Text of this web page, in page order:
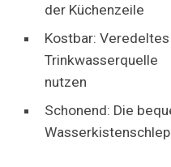
der Küchenzeile
Kostbar:
Trinkwasserquelle
nutzen
Schonend: Die